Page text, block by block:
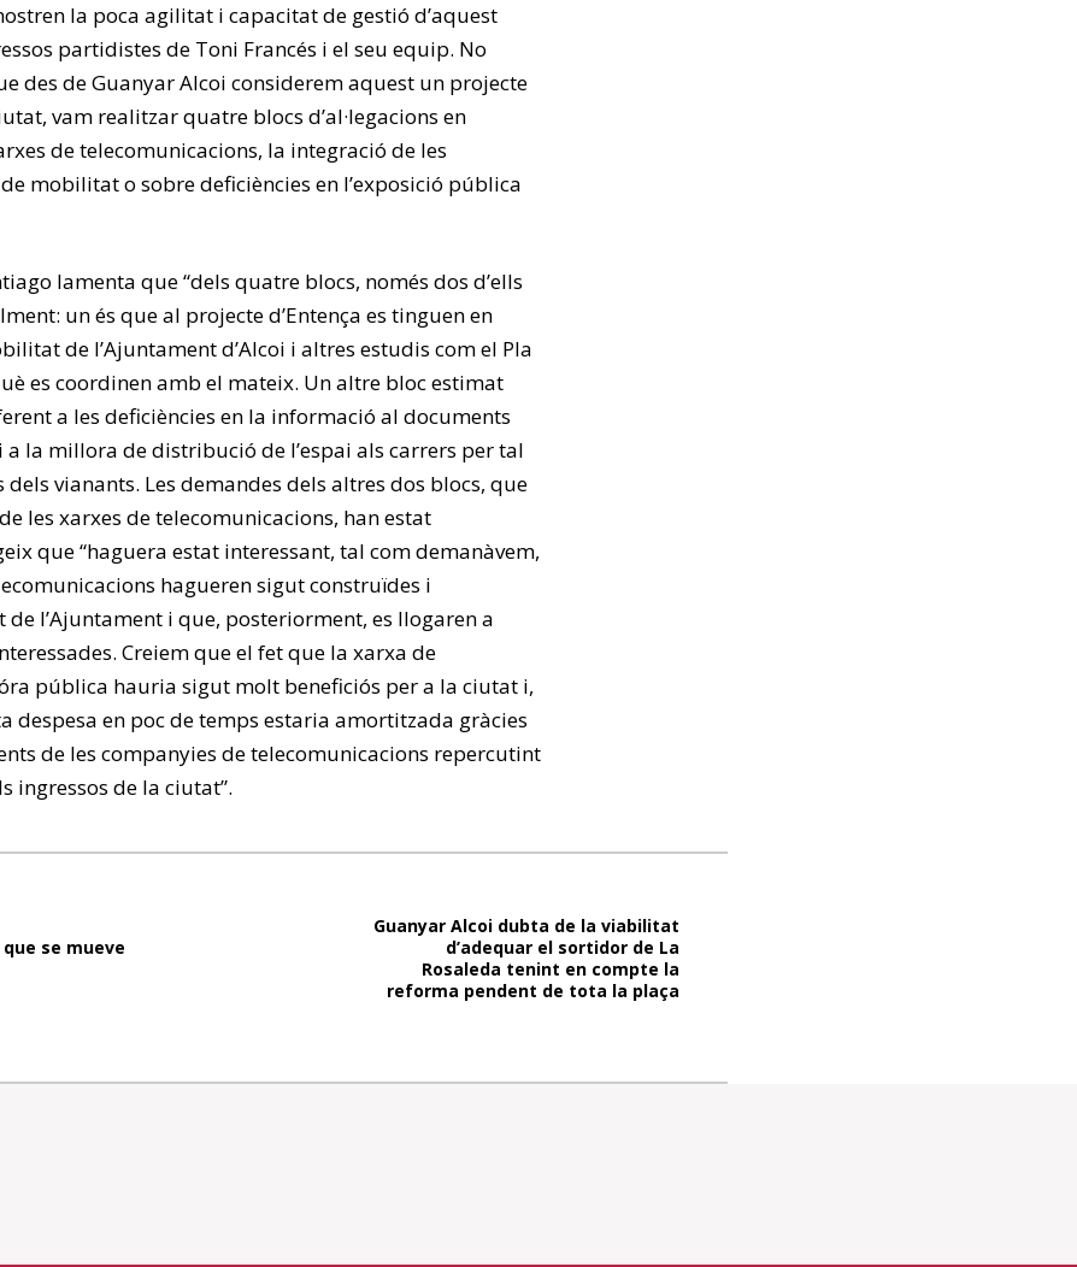
la poca agilitat i capacitat de gestió d’aquest
partidistes de Toni Francés i el seu equip. No
des de Guanyar Alcoi considerem aquest un projecte
vam realitzar quatre blocs d’al·legacions en
de telecomunicacions, la integració de les
mobilitat o sobre deficiències en l’exposició pública
lamenta que “dels quatre blocs, només dos d’ells
un és que al projecte d’Entença es tinguen en
de l’Ajuntament d’Alcoi i altres estudis com el Pla
es coordinen amb el mateix. Un altre bloc estimat
a les deficiències en la informació al documents
a la millora de distribució de l’espai als carrers per tal
vianants. Les demandes dels altres dos blocs, que
les xarxes de telecomunicacions, han estat
que “haguera estat interessant, tal com demanàvem,
hagueren sigut construïdes i
l’Ajuntament i que, posteriorment, es llogaren a
Creiem que el fet que la xarxa de
pública hauria sigut molt beneficiós per a la ciutat i,
despesa en poc de temps estaria amortitzada gràcies
de les companyies de telecomunicacions repercutint
ingressos de la ciutat”.
Guanyar Alcoi dubta de la viabilitat
d’adequar el sortidor de La
Rosaleda tenint en compte la
reforma pendent de tota la plaça
se mueve